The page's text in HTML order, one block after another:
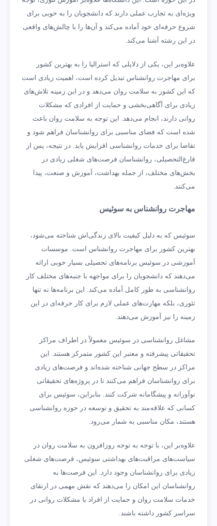
ویژه‌ای به تجارب عملی دارند که دانشجویان را به خوبی برای
شروع حرفه‌ای خود آماده می‌کند و آن‌ها را با چالش‌های واقعی
در این رشته آشنا می‌کند.
علاوه‌بر این، یکی از دلایلی که استرالیا را به بهترین کشور
برای مهاجرت روانشناس تبدیل کرده است، اهمیت زیادی است
که این کشور به سلامت روان می‌دهد و در این زمینه تلاش‌های
زیادی برای آگاهی‌بخشی و حمایت از افرادی که مشکلات
روانی دارند، انجام می‌دهد. این توجه به سلامت روان باعث
شده است که فضای مناسبی برای روانشناسان فراهم شود و
تقاضا برای خدمات روانشناسی افزایش یابد. در نتیجه، پس از
فارغ‌التحصیلی، روانشناسان فرصت‌های شغلی زیادی در
بخش‌های مختلف، از جمله بهداشت، آموزش و صنعت، پیدا
می‌کنند.
مهاجرت روانشناس به سوئیس
سوئیس که به دلیل کیفیت بالای زندگی‌اش شناخته می‌شود،
بهترین کشور برای مهاجرت روانشناس است. موسسات
آموزشی در سوئیس برنامه‌های تحصیلی بسیار خوبی ارائه
می‌دهند که دانشجویان را برای مواجهه با جنبه‌های مختلف کار
روانشناسی به طور کامل آماده می‌کند. این برنامه‌ها نه تنها
تئوری، بلکه مهارت‌های عملی لازم برای کار حرفه‌ای در این
زمینه را نیز آموزش می‌دهند.
مشاغل روانشناسی در سوئیس معمولاً در اطراف مراکز
تحقیقاتی پیشرفته و معتبر این کشور متمرکز هستند. این
مراکز در سطح جهانی شناخته شده‌اند و فرصت‌های زیادی
برای روانشناسان فراهم می‌کنند تا در پروژه‌های تحقیقاتی
نوآورانه و پیشگامانه شرکت کنند. بنابراین، سوئیس برای
کسانی که علاقه‌مند به تحقیق و توسعه در حوزه روانشناسی
هستند، مکان مناسبی به شمار می‌رود.
علاوه‌بر این، با توجه به توجه روزافزون به سلامت روان در
سیاست‌های مراقبت‌های بهداشتی سوئیس، فرصت‌های شغلی
زیادی برای روانشناسان وجود دارد. این فرصت‌ها به
روانشناسان این امکان را می‌دهند که نقش مهمی در ارتقای
خدمات سلامت روان و حمایت از افراد با مشکلات روانی در
سراسر کشور داشته باشند.